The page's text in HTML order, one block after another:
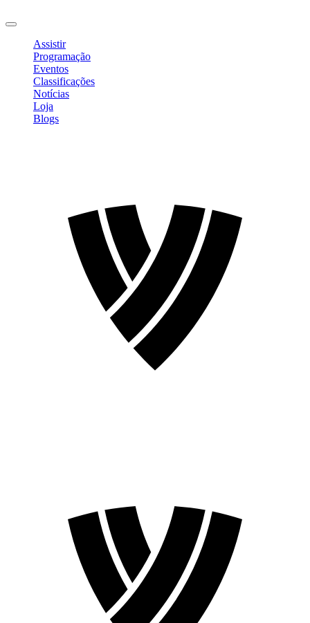
Assistir
Programação
Eventos
Classificações
Notícias
Loja
Blogs